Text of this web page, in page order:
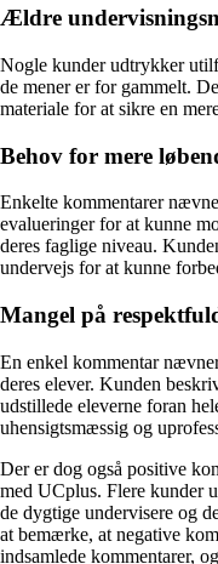
Ældre
Nogle kunder udtrykker
de mener er for gammelt.
materiale for at sikre en
Behov for mere
Enkelte kommentarer
evalueringer for at kunne
deres faglige niveau.
undervejs for at kunne
Mangel på
En enkel kommentar
deres elever. Kunden
udstillede eleverne foran
uhensigtsmæssig og
Der er dog også positive
med UCplus. Flere kunder
de dygtige undervisere og
at bemærke, at negative
indsamlede kommentarer,